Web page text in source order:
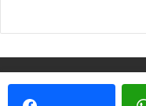
© Copyright 2026,